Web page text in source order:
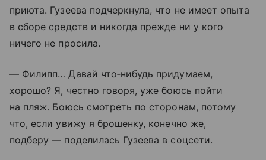
приюта. Гузеева подчеркнула, что не имеет опыта
в сборе средств и никогда прежде ни у кого
ничего не просила.
— Филипп… Давай что‑нибудь придумаем,
хорошо? Я, честно говоря, уже боюсь пойти
на пляж. Боюсь смотреть по сторонам, потому
что, если увижу я брошенку, конечно же,
подберу — поделилась Гузеева в соцсети.